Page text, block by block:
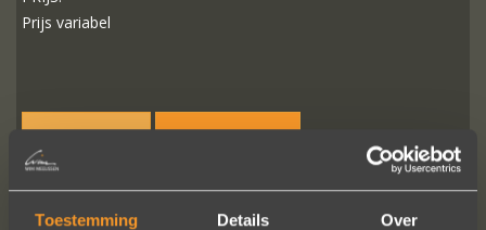
Toestemming Details Over
Prijs variabel
MEER INFO BESTELLEN?